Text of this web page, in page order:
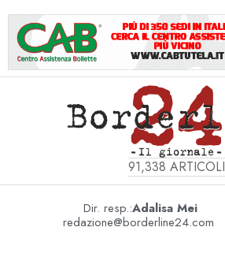
91,338 ARTICOLI
Dir. resp.:Adalisa Mei
redazione@borderline24.com